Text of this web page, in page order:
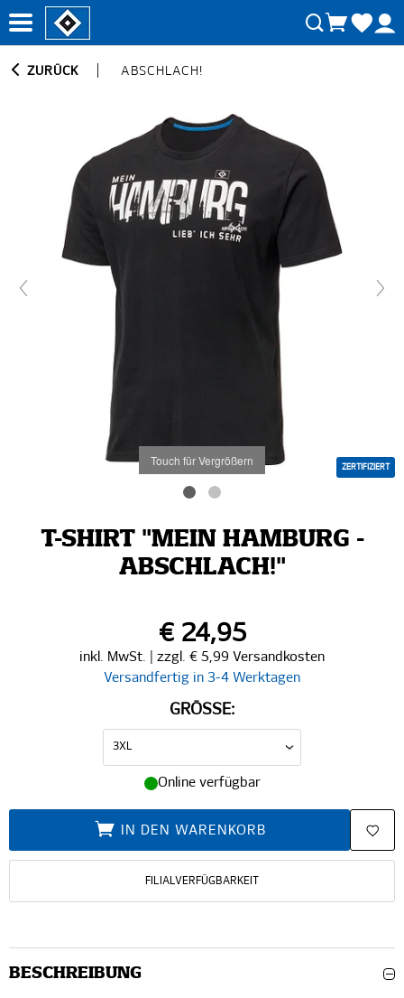
ZURÜCK ABSCHLACH!
Touch für Vergrößern ZERTIFIZIERT
T-SHIRT "MEIN HAMBURG -
ABSCHLACH!"
€ 24,95
inkl. MwSt. | zzgl. € 5,99 Versandkosten
Versandfertig in 3-4 Werktagen
GRÖSSE:
Online verfügbar
IN DEN WARENKORB
FILIALVERFÜGBARKEIT
BESCHREIBUNG